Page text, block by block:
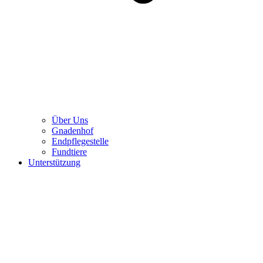
Über Uns
Gnadenhof
Endpflegestelle
Fundtiere
Unterstützung